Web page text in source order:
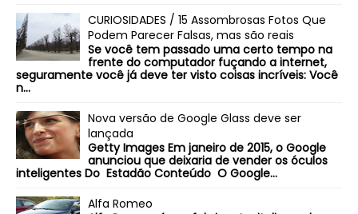
CURIOSIDADES / 15 Assombrosas Fotos Que
Podem Parecer Falsas, mas são reais
Se você tem passado uma certo tempo na
frente do computador fuçando a internet,
seguramente você já deve ter visto coisas incríveis: Você
n...
Nova versão de Google Glass deve ser
lançada
Getty Images Em janeiro de 2015, o Google
anunciou que deixaria de vender os óculos
inteligentes Do Estadão Conteúdo O Google...
Alfa Romeo